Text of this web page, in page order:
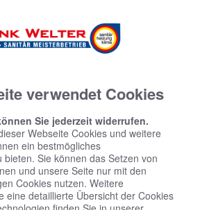
verwendet Cookies
Sie jederzeit widerrufen.
Webseite Cookies und weitere
ein bestmögliches
bieten. Sie können das Setzen von
und unsere Seite nur mit den
Cookies nutzen. Weitere
eine detaillierte Übersicht der Cookies